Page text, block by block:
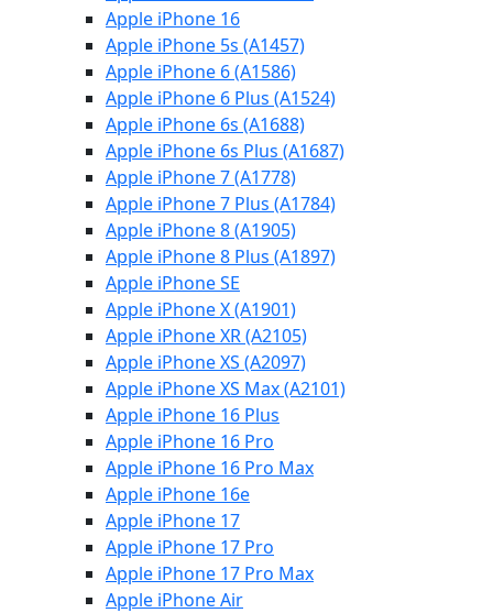
Apple iPhone 16
Apple iPhone 5s (A1457)
Apple iPhone 6 (A1586)
Apple iPhone 6 Plus (A1524)
Apple iPhone 6s (A1688)
Apple iPhone 6s Plus (A1687)
Apple iPhone 7 (A1778)
Apple iPhone 7 Plus (A1784)
Apple iPhone 8 (A1905)
Apple iPhone 8 Plus (A1897)
Apple iPhone SE
Apple iPhone X (A1901)
Apple iPhone XR (A2105)
Apple iPhone XS (A2097)
Apple iPhone XS Max (A2101)
Apple iPhone 16 Plus
Apple iPhone 16 Pro
Apple iPhone 16 Pro Max
Apple iPhone 16e
Apple iPhone 17
Apple iPhone 17 Pro
Apple iPhone 17 Pro Max
Apple iPhone Air